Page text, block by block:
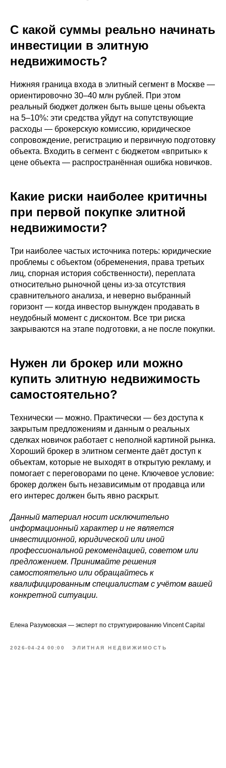
С какой суммы реально начинать
инвестиции в элитную
недвижимость?
Нижняя граница входа в элитный сегмент в Москве —
ориентировочно 30–40 млн рублей. При этом
реальный бюджет должен быть выше цены объекта
на 5–10%: эти средства уйдут на сопутствующие
расходы — брокерскую комиссию, юридическое
сопровождение, регистрацию и первичную подготовку
объекта. Входить в сегмент с бюджетом «впритык» к
цене объекта — распространённая ошибка новичков.
Какие риски наиболее критичны
при первой покупке элитной
недвижимости?
Три наиболее частых источника потерь: юридические
проблемы с объектом (обременения, права третьих
лиц, спорная история собственности), переплата
относительно рыночной цены из-за отсутствия
сравнительного анализа, и неверно выбранный
горизонт — когда инвестор вынужден продавать в
неудобный момент с дисконтом. Все три риска
закрываются на этапе подготовки, а не после покупки.
Нужен ли брокер или можно
купить элитную недвижимость
самостоятельно?
Технически — можно. Практически — без доступа к
закрытым предложениям и данным о реальных
сделках новичок работает с неполной картиной рынка.
Хороший брокер в элитном сегменте даёт доступ к
объектам, которые не выходят в открытую рекламу, и
помогает с переговорами по цене. Ключевое условие:
брокер должен быть независимым от продавца или
его интерес должен быть явно раскрыт.
Данный материал носит исключительно
информационный характер и не является
инвестиционной, юридической или иной
профессиональной рекомендацией, советом или
предложением. Принимайте решения
самостоятельно или обращайтесь к
квалифицированным специалистам с учётом вашей
конкретной ситуации.
Елена Разумовская — эксперт по структурированию Vincent Capital
2026-04-24 00:00 ЭЛИТНАЯ НЕДВИЖИМОСТЬ